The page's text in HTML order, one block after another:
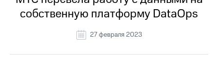
История
компании
Руководство
релизы
о технологиях
собственную платформу DataOps
27 февраля 2023